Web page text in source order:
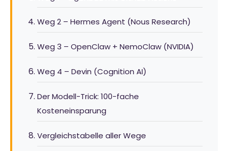
Weg 2 – Hermes Agent (Nous Research)
Weg 3 – OpenClaw + NemoClaw (NVIDIA)
Weg 4 – Devin (Cognition AI)
Der Modell-Trick: 100-fache
Kosteneinsparung
Vergleichstabelle aller Wege